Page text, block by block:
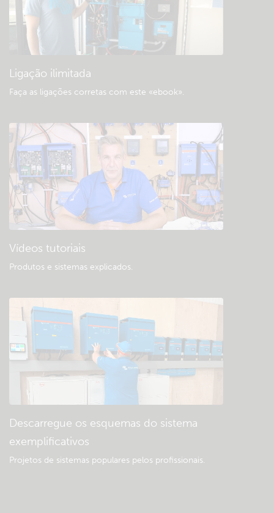
«Downloads» e documentação geral
Ligação ilimitada
Faça as ligações corretas com este «ebook».
Vídeos tutoriais
Produtos e sistemas explicados.
Descarregue os esquemas do sistema
exemplificativos
Projetos de sistemas populares pelos profissionais.